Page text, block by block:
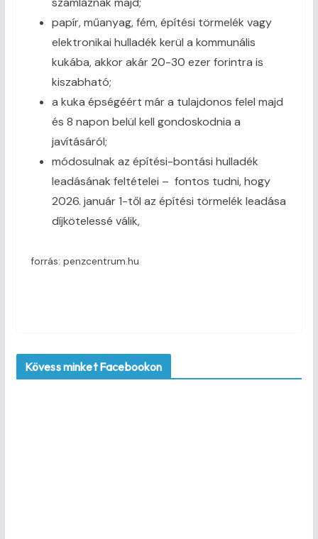
papír, műanyag, fém, építési törmelék vagy
elektronikai hulladék kerül a kommunális
kukába, akkor akár 20-30 ezer forintra is
kiszabható;
a kuka épségéért már a tulajdonos felel majd
és 8 napon belül kell gondoskodnia a
javításáról;
módosulnak az építési-bontási hulladék
leadásának feltételei – fontos tudni, hogy
2026. január 1-től az építési törmelék leadása
díjkötelessé válik,
forrás: penzcentrum.hu
Kövess minket Facebookon